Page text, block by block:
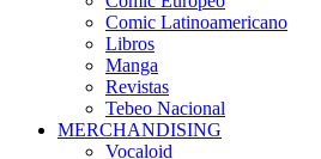
Comic Latinoamericano
Libros
Manga
Revistas
Tebeo Nacional
MERCHANDISING
Vocaloid